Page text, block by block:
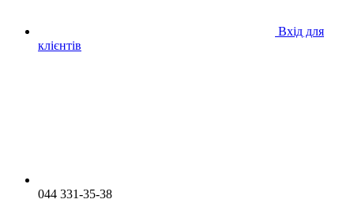
Вхід для
клієнтів
044 331-35-38